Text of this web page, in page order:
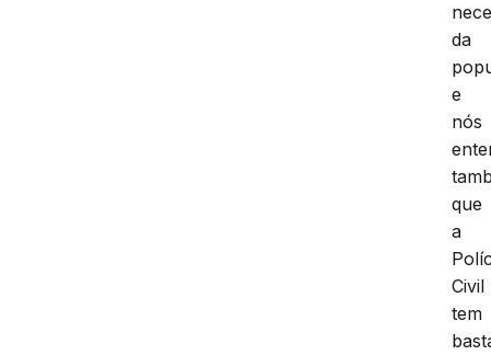
da
e
nós
que
a
Civil
tem